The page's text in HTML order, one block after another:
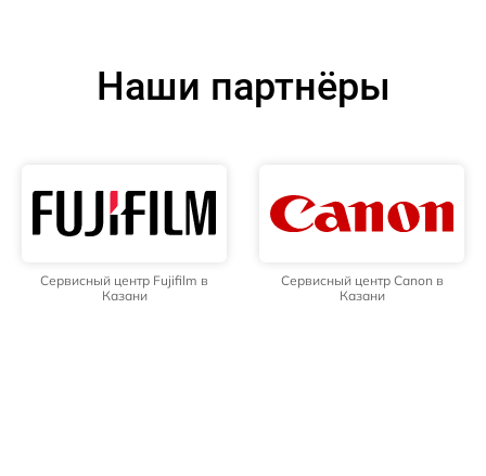
Наши партнёры
Сервисный центр Fujifilm в
Казани
Сервисный центр Canon в
Казани